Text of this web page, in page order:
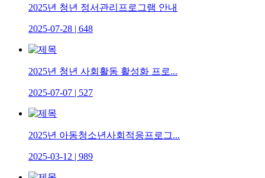
2025년 청년 정서관리프로그램 안내
2025-07-28 | 648
2025년 청년 사회활동 활성화 프로...
2025-07-07 | 527
2025년 아동청소년사회적응프로그...
2025-03-12 | 989